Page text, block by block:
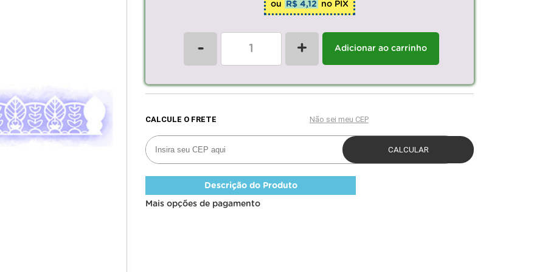
ou R$ 4,12 no PIX
- + Adicionar ao carrinho
Descrição do Produto
Mais opções de pagamento